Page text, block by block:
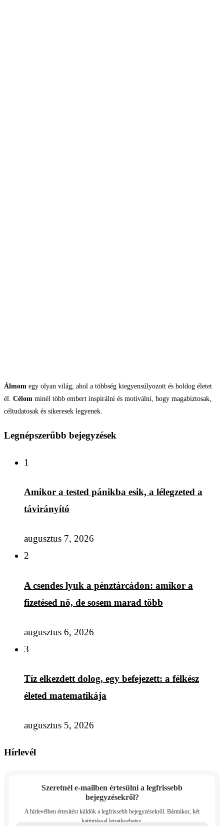
Álmom egy olyan világ, ahol a többség kiegyensúlyozott és boldog életet
él. Célom minél több embert inspirálni és motiválni, hogy magabiztosak,
céltudatosak és sikeresek legyenek.
Legnépszerűbb bejegyzések
1
Amikor a tested pánikba esik, a lélegzeted a
távirányító
augusztus 7, 2026
2
A csendes lyuk a pénztárcádon: amikor a
fizetésed nő, de sosem marad több
augusztus 6, 2026
3
Tíz elkezdett dolog, egy befejezett: a félkész
életed matematikája
augusztus 5, 2026
Hírlevél
Szeretnél e-mailben értesülni a legfrissebb
bejegyzésekről?